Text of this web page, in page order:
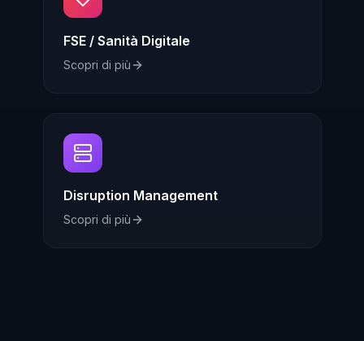
FSE / Sanità Digitale
Scopri di più
Disruption Management
Scopri di più